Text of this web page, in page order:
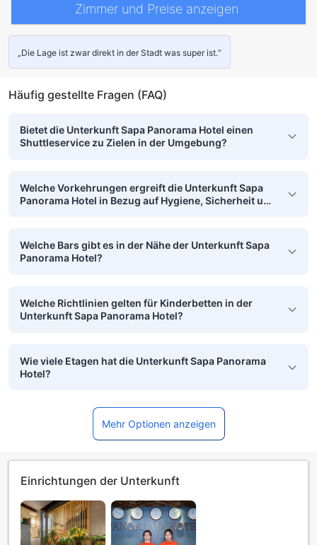
Zimmer und Preise anzeigen
„Die Lage ist zwar direkt in der Stadt was super ist.“
Häufig gestellte Fragen (FAQ)
Bietet die Unterkunft Sapa Panorama Hotel einen
Shuttleservice zu Zielen in der Umgebung?
Welche Vorkehrungen ergreift die Unterkunft Sapa
Panorama Hotel in Bezug auf Hygiene, Sicherheit und
Welche Bars gibt es in der Nähe der Unterkunft Sapa
Panorama Hotel?
Welche Richtlinien gelten für Kinderbetten in der
Unterkunft Sapa Panorama Hotel?
Wie viele Etagen hat die Unterkunft Sapa Panorama
Hotel?
Mehr Optionen anzeigen
Einrichtungen der Unterkunft